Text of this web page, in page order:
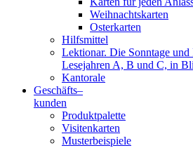
Weihnachtskarten
Osterkarten
Hilfsmittel
Lektionar. Die Sonntage und
Lesejahren A, B und C, in
Kantorale
Geschäfts­–
kunden
Produktpalette
Visitenkarten
Musterbeispiele